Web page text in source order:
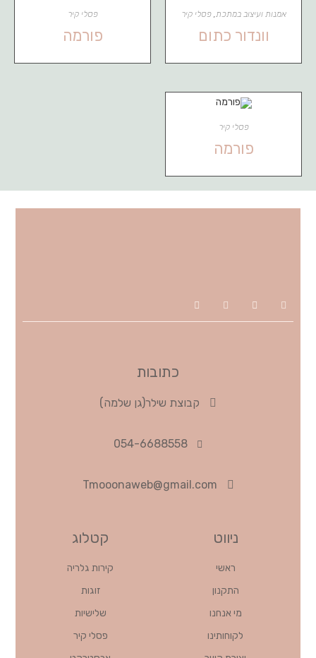
אמנות ועיצוב במתכת,פסלי קיר
וונדור כתום
פסלי קיר
פורמה
פסלי קיר
פורמה
כתובות
קבוצת שילר(גן שלמה)
054-6688558
Tmooonaweb@gmail.com
ניווט
ראשי
התקנון
מי אנחנו
לקוחותינו
קטלוג
קירות גלריה
זוגות
שלישיות
פסלי קיר